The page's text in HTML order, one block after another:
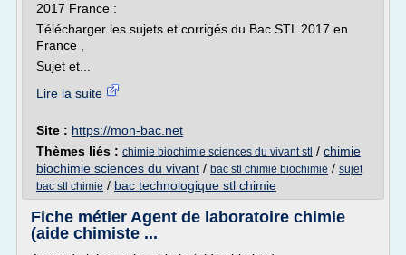
2017 France :
Télécharger les sujets et corrigés du Bac STL 2017 en
France ,
Sujet et...
Lire la suite
Site : https://mon-bac.net
Thèmes liés : chimie biochimie sciences du vivant stl / chimie
biochimie sciences du vivant / bac stl chimie biochimie / sujet
bac stl chimie / bac technologique stl chimie
Fiche métier Agent de laboratoire chimie
(aide chimiste ...